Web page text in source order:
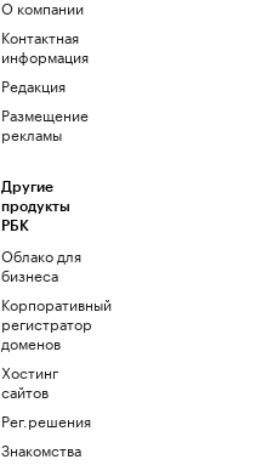
О компании
Контактная
информация
Редакция
Размещение
рекламы
Другие
продукты
РБК
Облако для
бизнеса
Корпоративный
регистратор
доменов
Хостинг
сайтов
Рег.решения
Знакомства